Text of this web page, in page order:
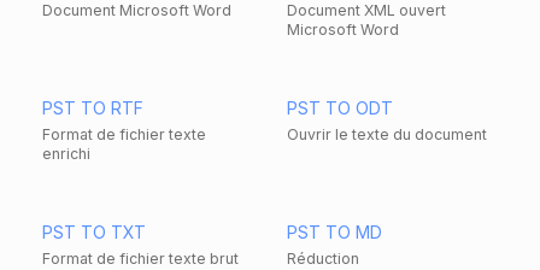
Document Microsoft Word
Document XML ouvert
Microsoft Word
PST TO RTF
Format de fichier texte
enrichi
PST TO ODT
Ouvrir le texte du document
PST TO TXT
Format de fichier texte brut
PST TO MD
Réduction